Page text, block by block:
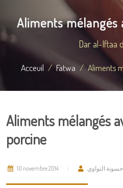
Aliments mélangés
Dar al-Iftaa
Acceuil Fatwa Aliments
Aliments mélangés
porcine
10 novembre 2014 النواوي